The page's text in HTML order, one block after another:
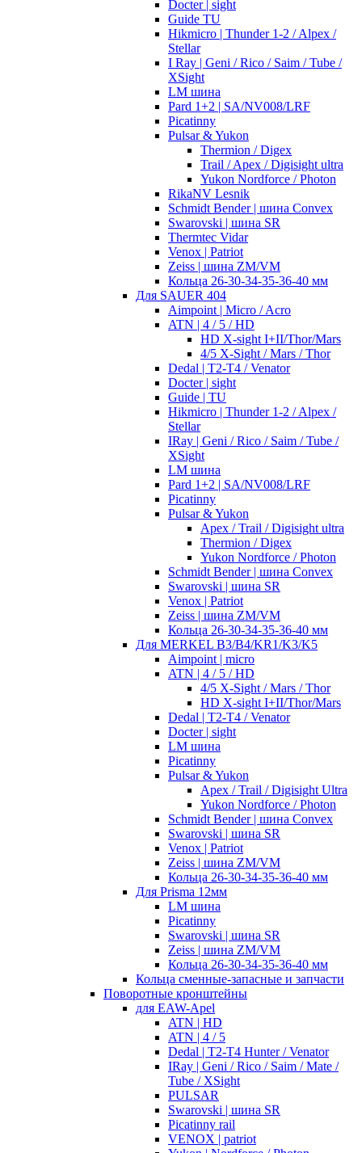
Docter | sight
Guide TU
Hikmicro | Thunder 1-2 / Alpex /
Stellar
I Ray | Geni / Rico / Saim / Tube /
XSight
LM шина
Pard 1+2 | SA/NV008/LRF
Picatinny
Pulsar & Yukon
Thermion / Digex
Trail / Apex / Digisight ultra
Yukon Nordforce / Photon
RikaNV Lesnik
Schmidt Bender | шина Convex
Swarovski | шина SR
Thermtec Vidar
Venox | Patriot
Zeiss | шина ZM/VM
Кольца 26-30-34-35-36-40 мм
Для SAUER 404
Aimpoint | Micro / Acro
ATN | 4 / 5 / HD
HD X-sight I+II/Thor/Mars
4/5 X-Sight / Mars / Thor
Dedal | T2-T4 / Venator
Docter | sight
Guide | TU
Hikmicro | Thunder 1-2 / Alpex /
Stellar
IRay | Geni / Rico / Saim / Tube /
XSight
LM шина
Pard 1+2 | SA/NV008/LRF
Picatinny
Pulsar & Yukon
Apex / Trail / Digisight ultra
Thermion / Digex
Yukon Nordforce / Photon
Schmidt Bender | шина Convex
Swarovski | шина SR
Venox | Patriot
Zeiss | шина ZM/VM
Кольца 26-30-34-35-36-40 мм
Для MERKEL B3/B4/KR1/K3/K5
Aimpoint | micro
ATN | 4 / 5 / HD
4/5 X-Sight / Mars / Thor
HD X-sight I+II/Thor/Mars
Dedal | T2-T4 / Venator
Docter | sight
LM шина
Picatinny
Pulsar & Yukon
Apex / Trail / Digisight Ultra
Yukon Nordforce / Photon
Schmidt Bender | шина Convex
Swarovski | шина SR
Venox | Patriot
Zeiss | шина ZM/VM
Кольца 26-30-34-35-36-40 мм
Для Prisma 12мм
LM шина
Picatinny
Swarovski | шина SR
Zeiss | шина ZM/VM
Кольца 26-30-34-35-36-40 мм
Кольца сменные-запасные и запчасти
Поворотные кронштейны
для EAW-Apel
ATN | HD
ATN | 4 / 5
Dedal | T2-T4 Hunter / Venator
IRay | Geni / Rico / Saim / Mate /
Tube / XSight
PULSAR
Swarovski | шина SR
Picatinny rail
VENOX | patriot